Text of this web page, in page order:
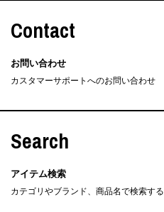
Contact
お問い合わせ
カスタマーサポートへのお問い合わせ
Search
アイテム検索
カテゴリやブランド、商品名で検索する